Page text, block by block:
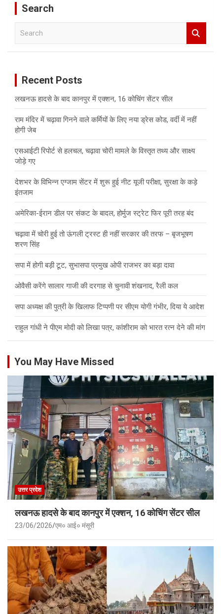
Search
Recent Posts
लखनऊ हादसे के बाद कानपुर में एक्शन, 16 कोचिंग सेंटर सील
राम मंदिर में चढ़ावा गिनने वाले कर्मियों के लिए नया ड्रेस कोड, वर्दी में नहीं
होगी जेब
एसआईटी रिपोर्ट से हलचल, चढ़ावा चोरी मामले के विस्तृत तथ्य और साक्ष्य
जोड़े गए
देशभर के विभिन्न एग्जाम सेंटर में शुरू हुई नीट यूजी परीक्षा, सुरक्षा के कड़े
इंतजाम
अमेरिका-ईरान डील पर संकट के बादल, होर्मुज स्ट्रेट फिर पूरी तरह बंद
चढ़ावा में चोरी हुई तो ऊंगली ट्रस्ट ही नहीं सरकार की तरफ – बृजभूषण
शरण सिंह
सपा में होगी बड़ी टूट, सुभासपा प्रमुख ओपी राजभर का बड़ा दावा
ओवैसी करेंगे सालार गाजी की दरगाह से चुनावी शंखनाद, रैली कल
सपा अध्यक्ष की पुत्री के खिलाफ टिप्पणी पर सीएम योगी गंभीर, दिया ये आदेश
राहुल गांधी ने पीएम मोदी को लिखा पत्र, कांशीराम को भारत रत्न देने की मांग
You May Have Missed
उत्तर प्रदेश
लखनऊ हादसे के बाद कानपुर में एक्शन, 16 कोचिंग सेंटर सील
23/06/2026 एम० आई० मंसूरी